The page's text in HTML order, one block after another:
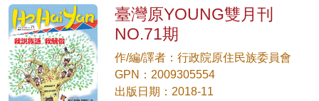
臺灣原YOUNG雙月刊
NO.71期
作/編/譯者：行政院原住民族委員會
GPN：2009305554
出版日期：2018-11